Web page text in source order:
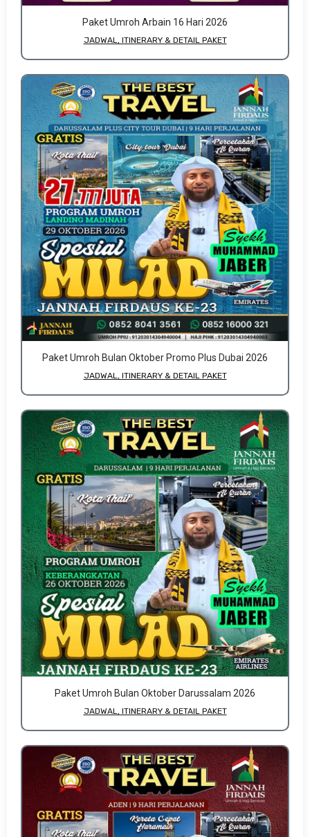
Paket Umroh Arbain 16 Hari 2026
JADWAL, ITINERARY & DETAIL PAKET
Paket Umroh Bulan Oktober Promo Plus Dubai 2026
JADWAL, ITINERARY & DETAIL PAKET
Paket Umroh Bulan Oktober Darussalam 2026
JADWAL, ITINERARY & DETAIL PAKET